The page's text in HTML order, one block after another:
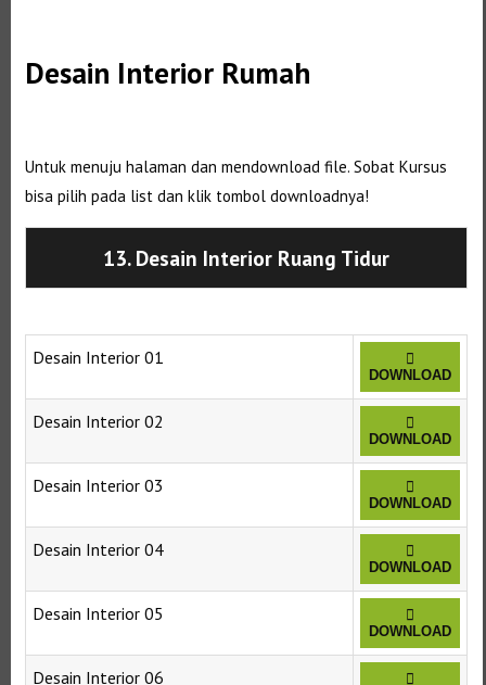
Desain Interior Rumah
Untuk menuju halaman dan mendownload file. Sobat Kursus
bisa pilih pada list dan klik tombol downloadnya!
13. Desain Interior Ruang Tidur
Desain Interior 01
DOWNLOAD
Desain Interior 02
DOWNLOAD
Desain Interior 03
DOWNLOAD
Desain Interior 04
DOWNLOAD
Desain Interior 05
DOWNLOAD
Desain Interior 06